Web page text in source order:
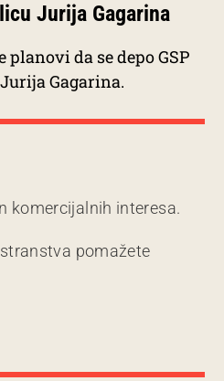
Jurija Gagarina
da se depo GSP
Gagarina.
komercijalnih interesa.
pomažete